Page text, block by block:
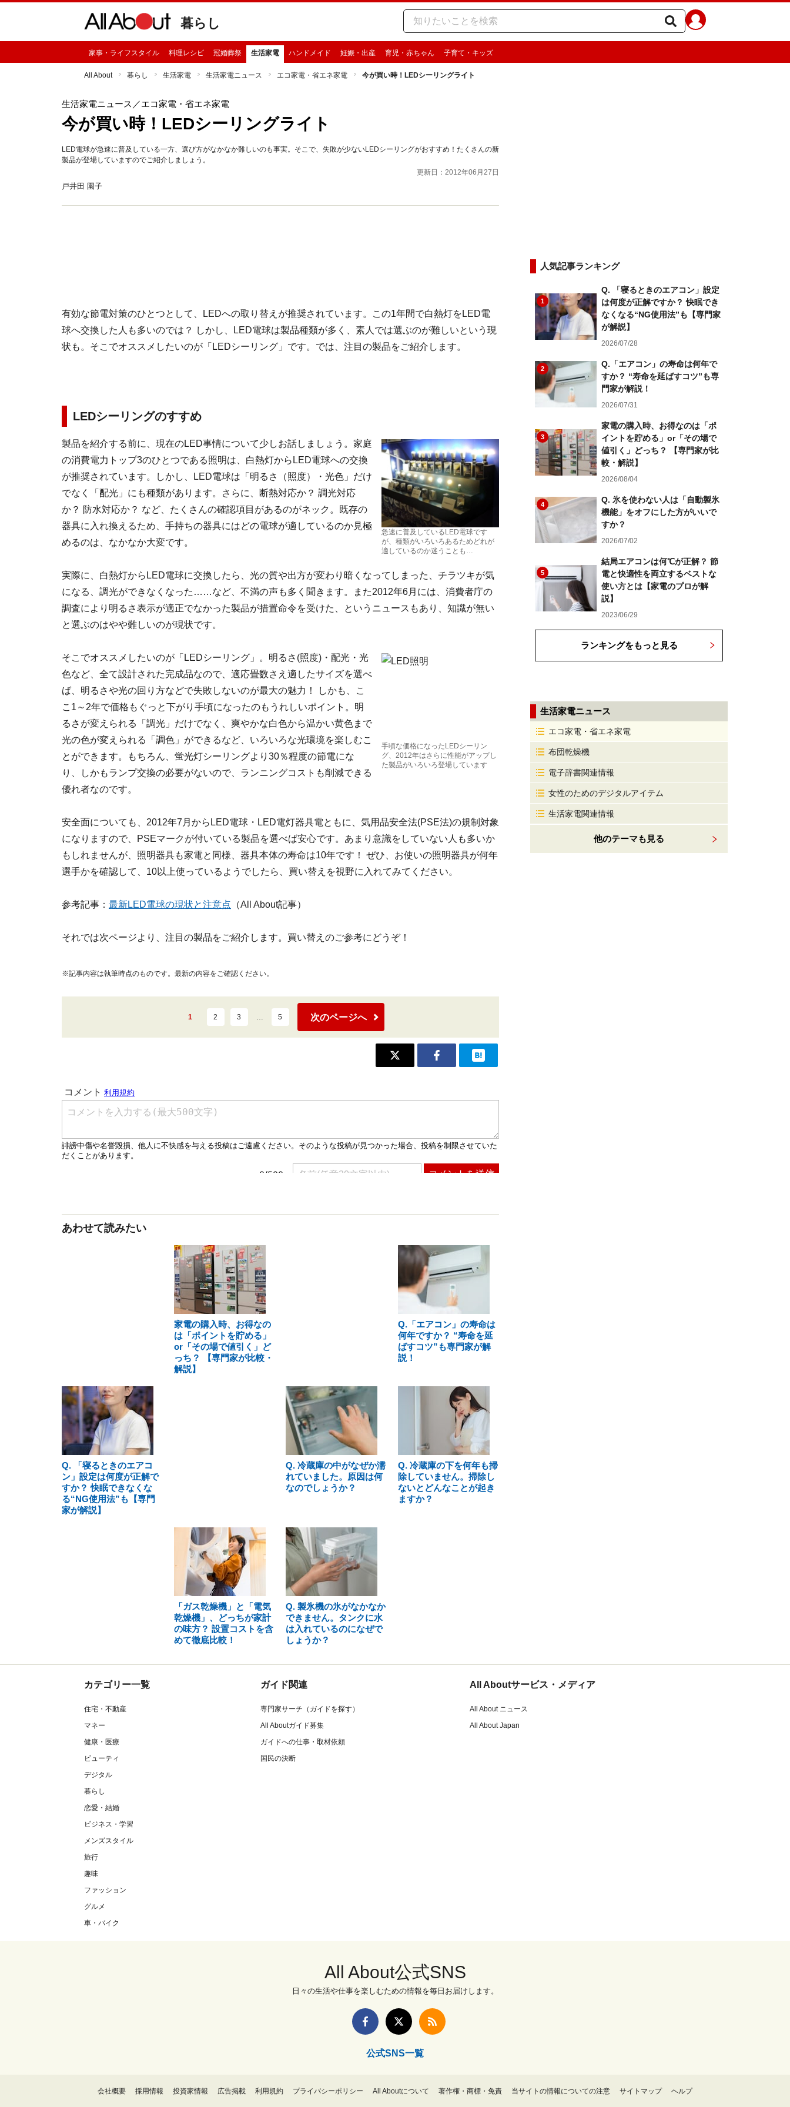
暮らし
家事・ライフスタイル 料理レシピ 冠婚葬祭 生活家電 ハンドメイド 妊娠・出産 育児・赤ちゃん 子育て・キッズ
All About 暮らし 生活家電 生活家電ニュース エコ家電・省エネ家電 今が買い時！LEDシーリングライト
生活家電ニュース ／エコ家電・省エネ家電
今が買い時！LEDシーリングライト
LED電球が急速に普及している一方、選び方がなかなか難しいのも事実。そこで、失敗が少ないLEDシーリングがおすすめ！たくさんの新
製品が登場していますのでご紹介しましょう。
更新日：2012年06月27日
戸井田 園子
有効な節電対策のひとつとして、LEDへの取り替えが推奨されています。この1年間で白熱灯をLED電
球へ交換した人も多いのでは？ しかし、LED電球は製品種類が多く、素人では選ぶのが難しいという現
状も。そこでオススメしたいのが「LEDシーリング」です。では、注目の製品をご紹介します。
LEDシーリングのすすめ
急速に普及しているLED電球です
が、種類がいろいろあるためどれが
適しているのか迷うことも…
製品を紹介する前に、現在のLED事情について少しお話しましょう。家庭
の消費電力トップ3のひとつである照明は、白熱灯からLED電球への交換
が推奨されています。しかし、LED電球は「明るさ（照度）・光色」だけ
でなく「配光」にも種類があります。さらに、断熱対応か？ 調光対応
か？ 防水対応か？ など、たくさんの確認項目があるのがネック。既存の
器具に入れ換えるため、手持ちの器具にはどの電球が適しているのか見極
めるのは、なかなか大変です。
実際に、白熱灯からLED電球に交換したら、光の質や出方が変わり暗くなってしまった、チラツキが気
になる、調光ができなくなった……など、不満の声も多く聞きます。また2012年6月には、消費者庁の
調査により明るさ表示が適正でなかった製品が措置命令を受けた、というニュースもあり、知識が無い
と選ぶのはやや難しいのが現状です。
手頃な価格になったLEDシーリン
グ、2012年はさらに性能がアップし
た製品がいろいろ登場しています
そこでオススメしたいのが「LEDシーリング」。明るさ(照度)・配光・光
色など、全て設計された完成品なので、適応畳数さえ適したサイズを選べ
ば、明るさや光の回り方などで失敗しないのが最大の魅力！ しかも、こ
こ1～2年で価格もぐっと下がり手頃になったのもうれしいポイント。明
るさが変えられる「調光」だけでなく、爽やかな白色から温かい黄色まで
光の色が変えられる「調色」ができるなど、いろいろな光環境を楽しむこ
とができます。もちろん、蛍光灯シーリングより30％程度の節電にな
り、しかもランプ交換の必要がないので、ランニングコストも削減できる
優れ者なのです。
安全面についても、2012年7月からLED電球・LED電灯器具電ともに、気用品安全法(PSE法)の規制対象
になりますので、PSEマークが付いている製品を選べば安心です。あまり意識をしていない人も多いか
もしれませんが、照明器具も家電と同様、器具本体の寿命は10年です！ ぜひ、お使いの照明器具が何年
選手かを確認して、10以上使っているようでしたら、買い替えを視野に入れてみてください。
参考記事： 最新LED電球の現状と注意点 （All About記事）
それでは次ページより、注目の製品をご紹介します。買い替えのご参考にどうぞ！
※記事内容は執筆時点のものです。最新の内容をご確認ください。
1 2 3 … 5 次のページへ
あわせて読みたい
家電の購入時、お得なの
は「ポイントを貯める」
or「その場で値引く」ど
っち？ 【専門家が比較・
解説】
Q.「エアコン」の寿命は
何年ですか？ “寿命を延
ばすコツ”も専門家が解
説！
Q. 「寝るときのエアコ
ン」設定は何度が正解で
すか？ 快眠できなくな
る“NG使用法”も【専門
家が解説】
Q. 冷蔵庫の中がなぜか濡
れていました。原因は何
なのでしょうか？
Q. 冷蔵庫の下を何年も掃
除していません。掃除し
ないとどんなことが起き
ますか？
「ガス乾燥機」と「電気
乾燥機」、どっちが家計
の味方？ 設置コストを含
めて徹底比較！
Q. 製氷機の氷がなかなか
できません。タンクに水
は入れているのになぜで
しょうか？
人気記事ランキング
1
Q. 「寝るときのエアコン」設定
は何度が正解ですか？ 快眠でき
なくなる“NG使用法”も【専門家
が解説】
2026/07/28
2
Q.「エアコン」の寿命は何年で
すか？ “寿命を延ばすコツ”も専
門家が解説！
2026/07/31
3
家電の購入時、お得なのは「ポ
イントを貯める」or「その場で
値引く」どっち？ 【専門家が比
較・解説】
2026/08/04
4
Q. 氷を使わない人は「自動製氷
機能」をオフにした方がいいで
すか？
2026/07/02
5
結局エアコンは何℃が正解？ 節
電と快適性を両立するベストな
使い方とは【家電のプロが解
説】
2023/06/29
ランキングをもっと見る
生活家電ニュース
エコ家電・省エネ家電
布団乾燥機
電子辞書関連情報
女性のためのデジタルアイテム
生活家電関連情報
他のテーマも見る
カテゴリー一覧
住宅・不動産
マネー
健康・医療
ビューティ
デジタル
暮らし
恋愛・結婚
ビジネス・学習
メンズスタイル
旅行
趣味
ファッション
グルメ
車・バイク
ガイド関連
専門家サーチ（ガイドを探す）
All Aboutガイド募集
ガイドへの仕事・取材依頼
国民の決断
All Aboutサービス・メディア
All About ニュース
All About Japan
All About公式SNS
日々の生活や仕事を楽しむための情報を毎日お届けします。
公式SNS一覧
会社概要 採用情報 投資家情報 広告掲載 利用規約 プライバシーポリシー All Aboutについて 著作権・商標・免責 当サイトの情報についての注意 サイトマップ ヘルプ